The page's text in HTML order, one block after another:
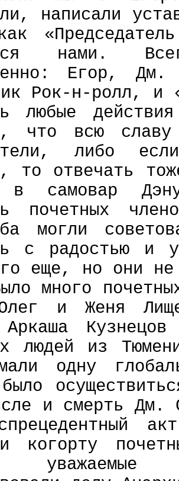
написали
нами.
Егор,
Рок-н-ролл, и
любые
что всю
либо
то отвечать
в самовар
почетных
могли
с радостью и
еще, но они
много
и Женя
людей из
одну
и смерть Дм.
когорту